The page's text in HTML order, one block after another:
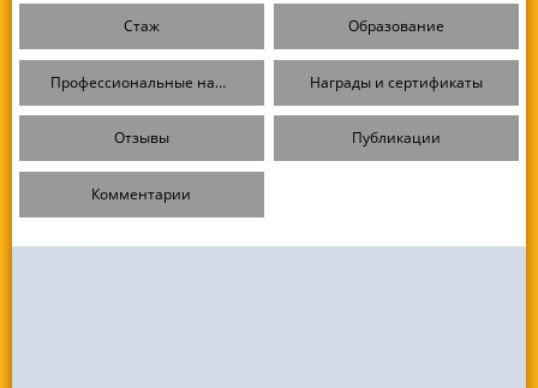
Стаж Образование
Профессиональные навыки Награды и сертификаты
Отзывы Публикации
Комментарии